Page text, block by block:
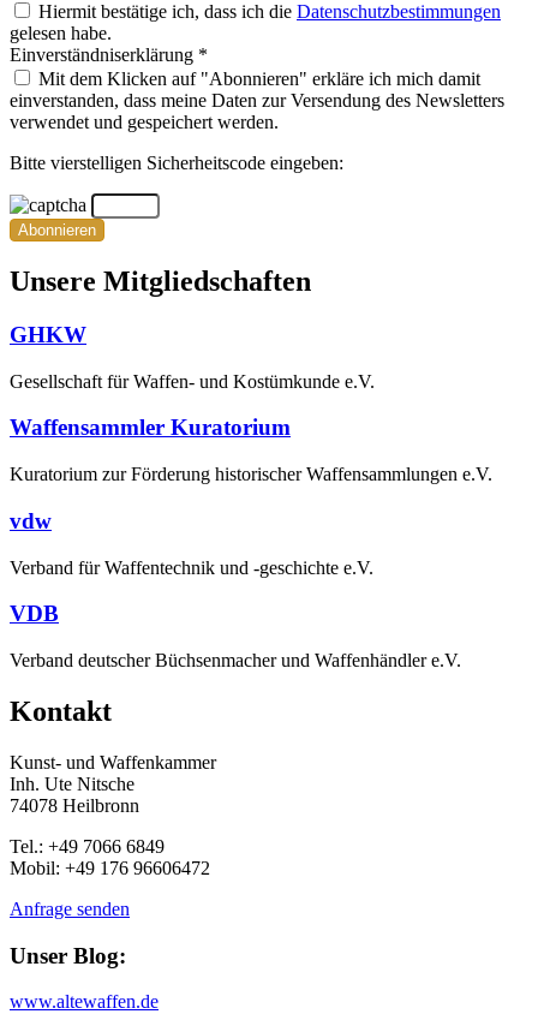
Hiermit bestätige ich, dass ich die Datenschutzbestimmungen
gelesen habe.
Einverständniserklärung *
Mit dem Klicken auf "Abonnieren" erkläre ich mich damit
einverstanden, dass meine Daten zur Versendung des Newsletters
verwendet und gespeichert werden.
Bitte vierstelligen Sicherheitscode eingeben:
Abonnieren
Unsere Mitgliedschaften
GHKW
Gesellschaft für Waffen- und Kostümkunde e.V.
Waffensammler Kuratorium
Kuratorium zur Förderung historischer Waffensammlungen e.V.
vdw
Verband für Waffentechnik und -geschichte e.V.
VDB
Verband deutscher Büchsenmacher und Waffenhändler e.V.
Kontakt
Kunst- und Waffenkammer
Inh. Ute Nitsche
74078 Heilbronn
Tel.: +49 7066 6849
Mobil: +49 176 96606472
Anfrage senden
Unser Blog:
www.altewaffen.de